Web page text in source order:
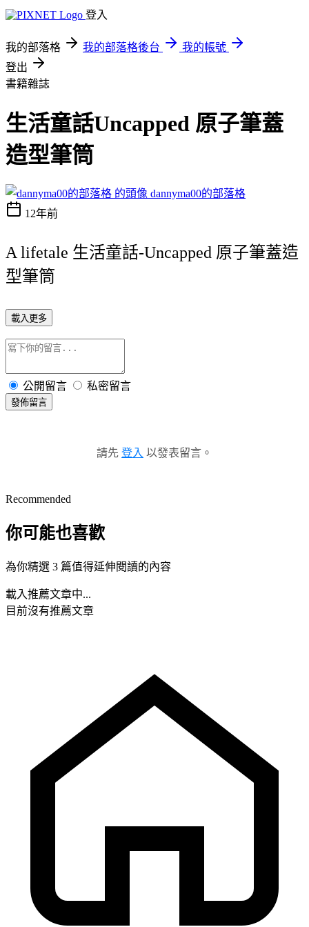
登入
我的部落格 我的部落格後台
我的帳號
登出
書籍雜誌
生活童話Uncapped 原子筆蓋
造型筆筒
dannyma00的部落格
12年前
A lifetale 生活童話-Uncapped 原子筆蓋造
型筆筒
載入更多
公開留言 私密留言
發佈留言
請先 登入 以發表留言。
Recommended
你可能也喜歡
為你精選 3 篇值得延伸閱讀的內容
載入推薦文章中...
目前沒有推薦文章